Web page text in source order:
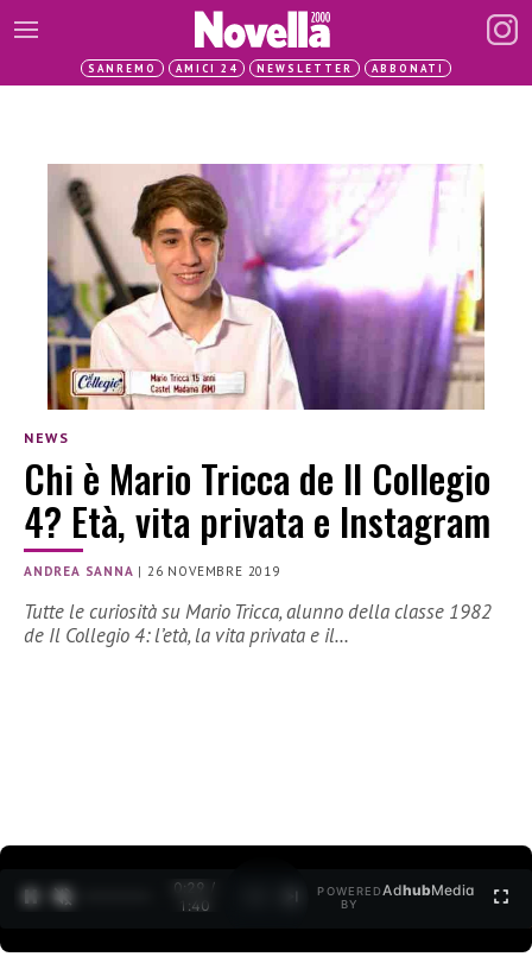
SANREMO AMICI 24 NEWSLETTER ABBONATI
NEWS
Chi è Mario Tricca de Il Collegio
4? Età, vita privata e Instagram
ANDREA SANNA |26 NOVEMBRE 2019
Tutte le curiosità su Mario Tricca, alunno della classe 1982
de Il Collegio 4: l’età, la vita privata e il…
0:30 /
1:40
POWERED
BY
AdhubMedia